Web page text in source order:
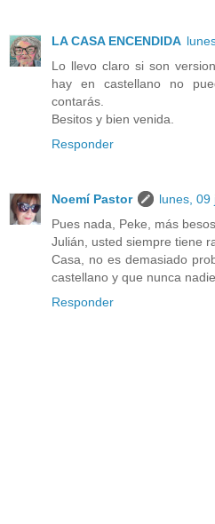
LA CASA ENCENDIDA
Lo llevo claro si son
hay en castellano no
contarás.
Besitos y bien venida.
Responder
Noemí Pastor
lunes, 09
Pues nada, Peke, más
Julián, usted siempre tiene
Casa, no es demasiado
castellano y que nunca
Responder